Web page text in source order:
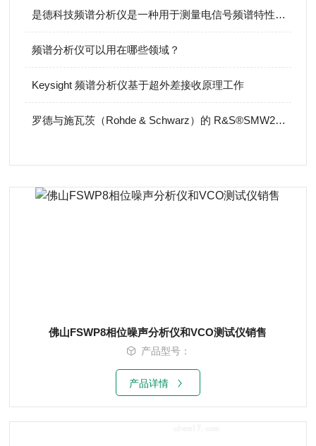
是德科技频谱分析仪是一种用于测量电信号频谱特性的电子测量仪器
频谱分析仪可以用在哪些领域？
Keysight 频谱分析仪基于超外差接收原理工作
罗德与施瓦茨（Rohde & Schwarz）的 R&S®SMW200A
佛山FSWP8相位噪声分析仪和VCO测试仪销售
产品型号：
产品详情